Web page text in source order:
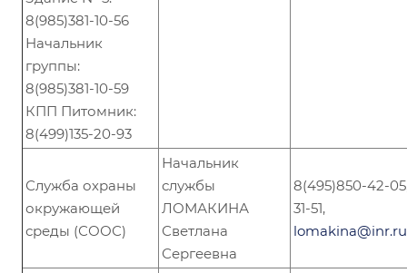
8(985)381-10-56
Начальник
группы:
8(985)381-10-59
КПП Питомник:
8(499)135-20-93
Служба охраны
окружающей
среды (СООС)
Начальник
службы
ЛОМАКИНА
Светлана
Сергеевна
8(495)850-42-
31-51,
lomakina@inr.ru